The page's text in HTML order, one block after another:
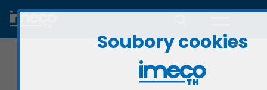
Soubory cookies